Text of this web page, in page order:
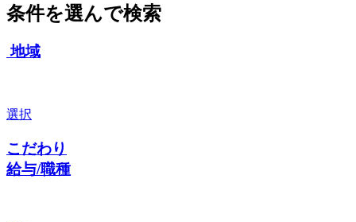
条件を選んで検索
地域
選択
こだわり
給与/職種